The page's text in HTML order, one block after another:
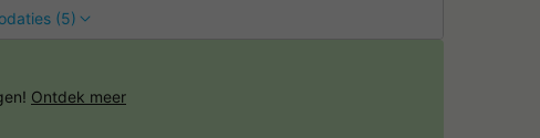
(5)
Ontdek meer